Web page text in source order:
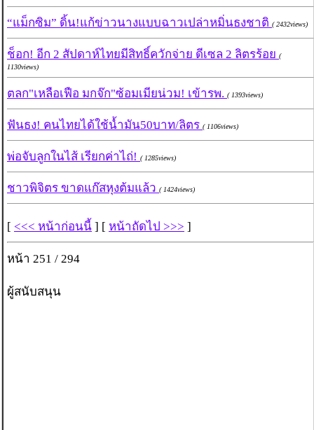
“แม็กซิม” ดิ้น!แก้ข่าวนางแบบฉาวเปล่าหมิ่นธงชาติ ( 2432views)
ช็อก! อีก 2 สัปดาห์ไทยมีสิทธิ์ควักจ่าย ดีเซล 2 ลิตรร้อย (
1130views)
ตลก"เหลือเฟือ มกจ๊ก"ซ้อมเมียน่วม! เข้ารพ. ( 1393views)
ฟันธง! คนไทยได้ใช้น้ำมัน50บาท/ลิตร ( 1106views)
พ่อจับลูกในไส้ เรียกค่าไถ่! ( 1285views)
ชาวพิจิตร ขาดแก๊สหุงต้มแล้ว ( 1424views)
[ <<< หน้าก่อนนี้ ] [ หน้าถัดไป >>> ]
หน้า 251 / 294
ผู้สนับสนุน